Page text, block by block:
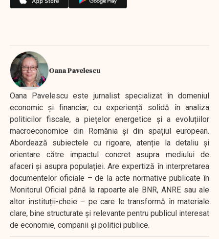
Oana Pavelescu
Oana Pavelescu este jurnalist specializat în domeniul
economic și financiar, cu experiență solidă în analiza
politicilor fiscale, a piețelor energetice și a evoluțiilor
macroeconomice din România și din spațiul european.
Abordează subiectele cu rigoare, atenție la detaliu și
orientare către impactul concret asupra mediului de
afaceri și asupra populației. Are expertiză în interpretarea
documentelor oficiale – de la acte normative publicate în
Monitorul Oficial până la rapoarte ale BNR, ANRE sau ale
altor instituții-cheie – pe care le transformă în materiale
clare, bine structurate și relevante pentru publicul interesat
de economie, companii și politici publice.